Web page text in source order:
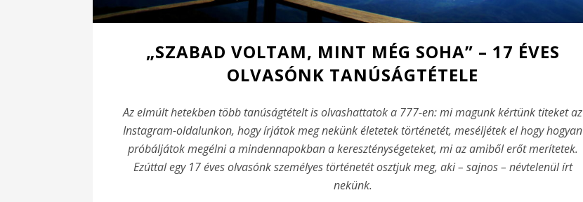
„SZABAD VOLTAM, MINT MÉG SOHA” – 17 ÉVES
OLVASÓNK TANÚSÁGTÉTELE
Az elmúlt hetekben több tanúságtételt is olvashattatok a 777-en: mi magunk kértünk titeket az
Instagram-oldalunkon, hogy írjátok meg nekünk életetek történetét, meséljétek el hogy hogyan
próbáljátok megélni a mindennapokban a kereszténységeteket, mi az amiből erőt merítetek.
Ezúttal egy 17 éves olvasónk személyes történetét osztjuk meg, aki – sajnos – névtelenül írt
nekünk.